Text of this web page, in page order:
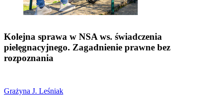
Kolejna sprawa w NSA ws. świadczenia
pielęgnacyjnego. Zagadnienie prawne bez
rozpoznania
Grażyna J. Leśniak